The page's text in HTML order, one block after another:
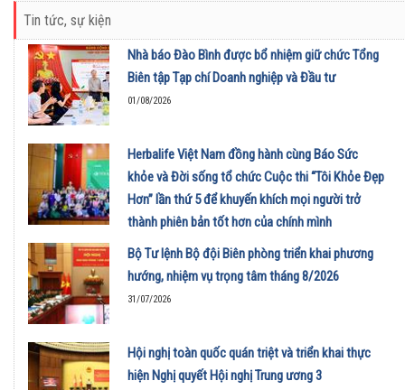
Tin tức, sự kiện
Nhà báo Đào Bình được bổ nhiệm giữ chức Tổng
Biên tập Tạp chí Doanh nghiệp và Đầu tư
01/08/2026
Herbalife Việt Nam đồng hành cùng Báo Sức
khỏe và Đời sống tổ chức Cuộc thi “Tôi Khỏe Đẹp
Hơn” lần thứ 5 để khuyến khích mọi người trở
thành phiên bản tốt hơn của chính mình
01/08/2026
Bộ Tư lệnh Bộ đội Biên phòng triển khai phương
hướng, nhiệm vụ trọng tâm tháng 8/2026
31/07/2026
Hội nghị toàn quốc quán triệt và triển khai thực
hiện Nghị quyết Hội nghị Trung ương 3